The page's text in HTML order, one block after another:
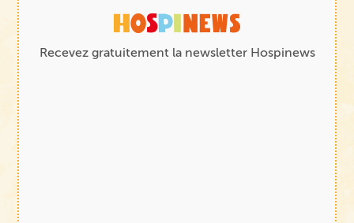
Recevez gratuitement la newsletter Hospinews